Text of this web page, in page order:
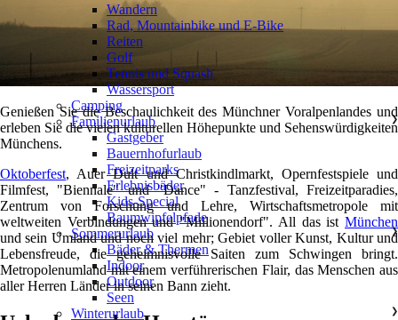
Genießen Sie die Beschaulichkeit des Münchner Voralpenlandes und
erleben Sie die vielen kulturellen Höhepunkte und Sehenswürdigkeiten
Münchens.
Oktoberfest, Auer Dult und Christkindlmarkt, Opernfestspiele und
Filmfest, "Biennale" und "Dance" - Tanzfestival, Freizeitparadies,
Zentrum von Forschung und Lehre, Wirtschaftsmetropole mit
weltweiten Verbindungen und "Millionendorf". All das ist München
und sein Umland und noch viel mehr; Gebiet voller Kunst, Kultur und
Lebensfreude, die geheimnisvolle Saiten zum Schwingen bringt.
Metropolenumland mit einem verführerischen Flair, das Menschen aus
aller Herren Länder in seinen Bann zieht.
Wandern
Rad, Mountainbike und E-Bike
Reiten
Golf
Tennis und Squash
Wassersport
Camping
Familienurlaub
❯
Gastgeber
Bauernhofurlaub
Freizeitparks
Erlebnisbäder
Kids-Special
Baumwipfelpfade
Sommerurlaub
❯
Bäder & Thermen
Indoor
Outdoor
Seen
Winterurlaub
❯